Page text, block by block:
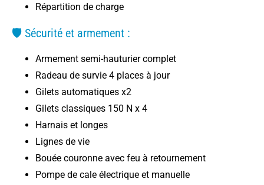
Répartition de charge
🛡️ Sécurité et armement :
Armement semi-hauturier complet
Radeau de survie 4 places à jour
Gilets automatiques x2
Gilets classiques 150 N x 4
Harnais et longes
Lignes de vie
Bouée couronne avec feu à retournement
Pompe de cale électrique et manuelle